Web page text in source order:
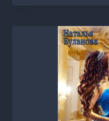
ИЩЕТ
ПАРУ,
НАТАЛЬЯ
БУЛАНОВА